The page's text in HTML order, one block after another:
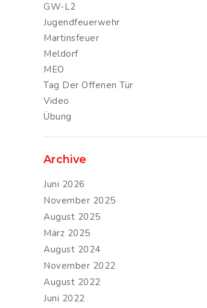
GW-L2
Jugendfeuerwehr
Martinsfeuer
Meldorf
MEO
Tag Der Offenen Tür
Video
Übung
Archive
Juni 2026
November 2025
August 2025
März 2025
August 2024
November 2022
August 2022
Juni 2022